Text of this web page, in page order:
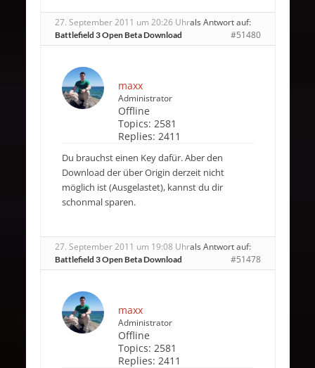
27. September 2011 um 20:26 Uhrals Antwort auf:
Battlefield 3 Open Beta Download #51480
maxx
Administrator
Offline
Topics: 2581
Replies: 2411
Du brauchst einen Key dafür. Aber den
Download der über Origin derzeit nicht
möglich ist (Ausgelastet), kannst du dir
schonmal sparen.
27. September 2011 um 19:08 Uhrals Antwort auf:
Battlefield 3 Open Beta Download #51478
maxx
Administrator
Offline
Topics: 2581
Replies: 2411